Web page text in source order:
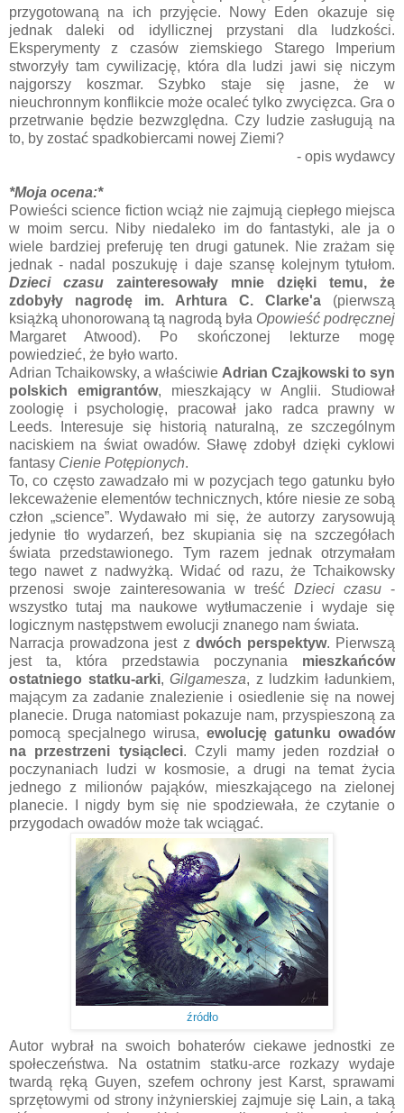
przygotowaną na ich przyjęcie. Nowy Eden okazuje się
jednak daleki od idyllicznej przystani dla ludzkości.
Eksperymenty z czasów ziemskiego Starego Imperium
stworzyły tam cywilizację, która dla ludzi jawi się niczym
najgorszy koszmar. Szybko staje się jasne, że w
nieuchronnym konflikcie może ocaleć tylko zwycięzca. Gra o
przetrwanie będzie bezwzględna. Czy ludzie zasługują na
to, by zostać spadkobiercami nowej Ziemi?
- opis wydawcy
*Moja ocena:*
Powieści science fiction wciąż nie zajmują ciepłego miejsca
w moim sercu. Niby niedaleko im do fantastyki, ale ja o
wiele bardziej preferuję ten drugi gatunek. Nie zrażam się
jednak - nadal poszukuję i daje szansę kolejnym tytułom.
Dzieci czasu zainteresowały mnie dzięki temu, że
zdobyły nagrodę im. Arhtura C. Clarke'a (pierwszą
książką uhonorowaną tą nagrodą była Opowieść podręcznej
Margaret Atwood). Po skończonej lekturze mogę
powiedzieć, że było warto.
Adrian Tchaikowsky, a właściwie Adrian Czajkowski to syn
polskich emigrantów, mieszkający w Anglii. Studiował
zoologię i psychologię, pracował jako radca prawny w
Leeds. Interesuje się historią naturalną, ze szczególnym
naciskiem na świat owadów. Sławę zdobył dzięki cyklowi
fantasy Cienie Potępionych.
To, co często zawadzało mi w pozycjach tego gatunku było
lekceważenie elementów technicznych, które niesie ze sobą
człon „science”. Wydawało mi się, że autorzy zarysowują
jedynie tło wydarzeń, bez skupiania się na szczegółach
świata przedstawionego. Tym razem jednak otrzymałam
tego nawet z nadwyżką. Widać od razu, że Tchaikowsky
przenosi swoje zainteresowania w treść Dzieci czasu -
wszystko tutaj ma naukowe wytłumaczenie i wydaje się
logicznym następstwem ewolucji znanego nam świata.
Narracja prowadzona jest z dwóch perspektyw. Pierwszą
jest ta, która przedstawia poczynania mieszkańców
ostatniego statku-arki,Gilgamesza, z ludzkim ładunkiem,
mającym za zadanie znalezienie i osiedlenie się na nowej
planecie. Druga natomiast pokazuje nam, przyspieszoną za
pomocą specjalnego wirusa, ewolucję gatunku owadów
na przestrzeni tysiącleci. Czyli mamy jeden rozdział o
poczynaniach ludzi w kosmosie, a drugi na temat życia
jednego z milionów pająków, mieszkającego na zielonej
planecie. I nigdy bym się nie spodziewała, że czytanie o
przygodach owadów może tak wciągać.
źródło
Autor wybrał na swoich bohaterów ciekawe jednostki ze
społeczeństwa. Na ostatnim statku-arce rozkazy wydaje
twardą ręką Guyen, szefem ochrony jest Karst, sprawami
sprzętowymi od strony inżynierskiej zajmuje się Lain, a taką